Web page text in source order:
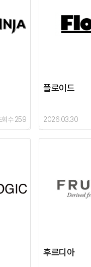
회수 259
플로이드
2026.03.30
후르디아